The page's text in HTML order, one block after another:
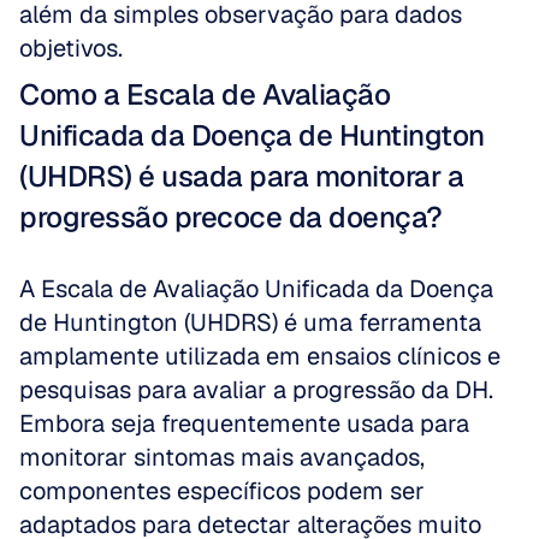
além da simples observação para dados
objetivos.
Como a Escala de Avaliação
Unificada da Doença de Huntington
(UHDRS) é usada para monitorar a
progressão precoce da doença?
A Escala de Avaliação Unificada da Doença
de Huntington (UHDRS) é uma ferramenta
amplamente utilizada em ensaios clínicos e
pesquisas para avaliar a progressão da DH.
Embora seja frequentemente usada para
monitorar sintomas mais avançados,
componentes específicos podem ser
adaptados para detectar alterações muito